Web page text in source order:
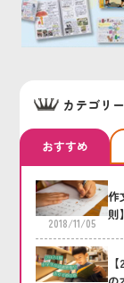
カテゴリ
おすすめ
2018/11/05
作
則